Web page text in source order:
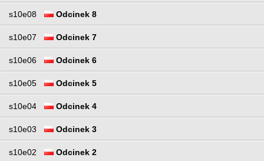
s10e08 Odcinek 8
s10e07 Odcinek 7
s10e06 Odcinek 6
s10e05 Odcinek 5
s10e04 Odcinek 4
s10e03 Odcinek 3
s10e02 Odcinek 2